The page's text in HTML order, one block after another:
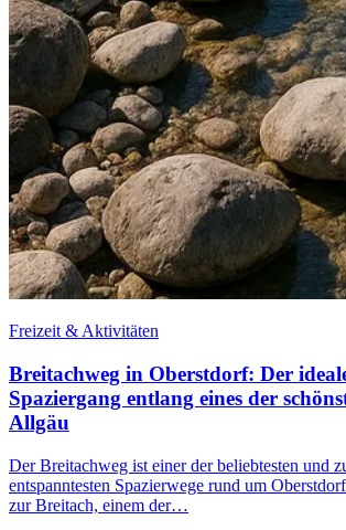
Freizeit & Aktivitäten
Breitachweg in Oberstdorf: Der
Spaziergang entlang eines der
Allgäu
Der Breitachweg ist einer der beliebtesten und
entspanntesten Spazierwege rund um
zur Breitach, einem der…